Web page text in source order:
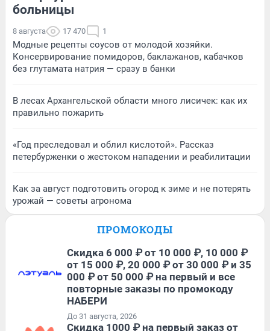
больницы
8 августа 17 470 1
Модные рецепты соусов от молодой хозяйки.
Консервирование помидоров, баклажанов, кабачков
без глутамата натрия — сразу в банки
В лесах Архангельской области много лисичек: как их
правильно пожарить
«Год преследовал и облил кислотой». Рассказ
петербурженки о жестоком нападении и реабилитации
Как за август подготовить огород к зиме и не потерять
урожай — советы агронома
ПРОМОКОДЫ
Скидка 6 000 ₽ от 10 000 ₽, 10 000 ₽
от 15 000 ₽, 20 000 ₽ от 30 000 ₽ и 35
000 ₽ от 50 000 ₽ на первый и все
повторные заказы по промокоду
НАБЕРИ
До 31 августа, 2026
Скидка 1000 ₽ на первый заказ от